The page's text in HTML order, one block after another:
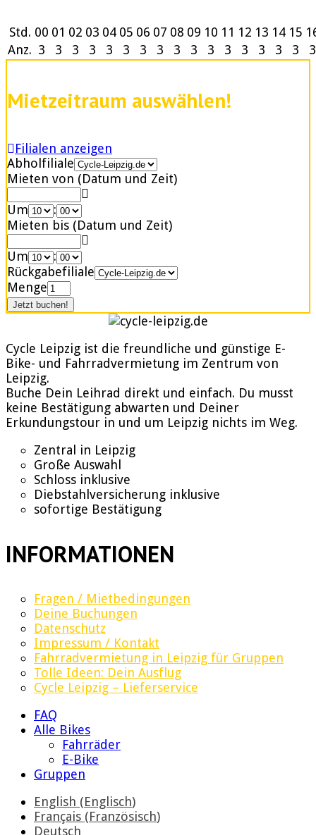
Std. 00 01 02 03 04 05 06 07 08 09 10 11 12 13 14 15
Anz. 3 3 3 3 3 3 3 3 3 3 3 3 3 3 3 3 3
Mietzeitraum auswählen!
Filialen anzeigen
Abholfiliale
Mieten von (Datum und Zeit)
Um
:
Mieten bis (Datum und Zeit)
Um
:
Rückgabefiliale
Menge
Cycle Leipzig ist die freundliche und günstige E-
Bike- und Fahrradvermietung im Zentrum von
Leipzig.
Buche Dein Leihrad direkt und einfach. Du musst
keine Bestätigung abwarten und Deiner
Erkundungstour in und um Leipzig nichts im Weg.
Zentral in Leipzig
Große Auswahl
Schloss inklusive
Diebstahlversicherung inklusive
sofortige Bestätigung
INFORMATIONEN
Fragen / Mietbedingungen
Deine Buchungen
Datenschutz
Impressum / Kontakt
Fahrradvermietung in Leipzig für Gruppen
Tolle Ideen: Dein Ausflug
Cycle Leipzig – Lieferservice
FAQ
Alle Bikes
Fahrräder
E-Bike
Gruppen
English (Englisch)
Français (Französisch)
Deutsch